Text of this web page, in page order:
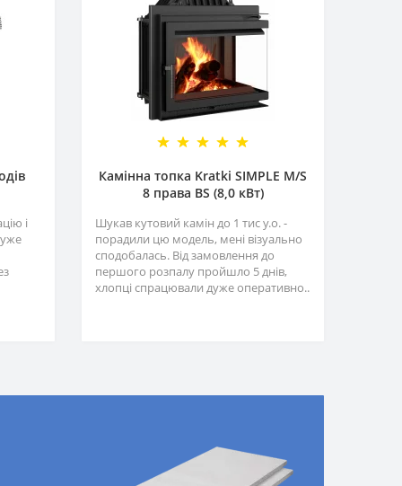
і
Камінна топка Kratki SIMPLE M/S
8 права BS (8,0 кВт)
Шукав кутовий камін до 1 тис у.о. -
порадили цю модель, мені візуально
сподобалась. Від замовлення до
першого розпалу пройшло 5 днів,
хлопці спрацювали дуже оперативно..